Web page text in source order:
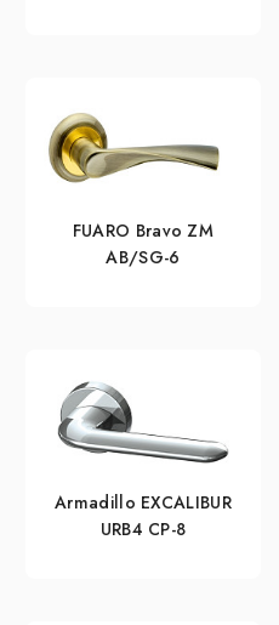
FUARO Bravo ZM
AB/SG-6
Armadillo EXCALIBUR
URB4 СР-8